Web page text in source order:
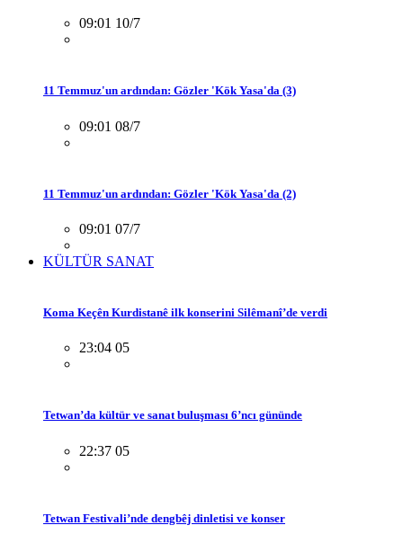
09:01 10/7
11 Temmuz'un ardından: Gözler 'Kök Yasa'da (3)
09:01 08/7
11 Temmuz'un ardından: Gözler 'Kök Yasa'da (2)
09:01 07/7
KÜLTÜR SANAT
Koma Keçên Kurdistanê ilk konserini Silêmanî’de verdi
23:04 05
Tetwan’da kültür ve sanat buluşması 6’ncı gününde
22:37 05
Tetwan Festivali’nde dengbêj dinletisi ve konser